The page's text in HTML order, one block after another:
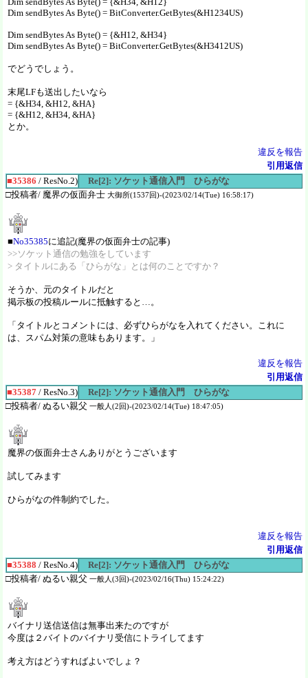
Dim sendBytes As Byte() = BitConverter.GetBytes(&H1234US)
Dim sendBytes As Byte() = {&H12, &H34}
Dim sendBytes As Byte() = BitConverter.GetBytes(&H3412US)
でどうでしょう。
末尾LFも送出したいなら
= {&H34, &H12, &HA}
= {&H12, &H34, &HA}
とか。
違反を報告
引用返信
■35386 / ResNo.2)
Re[2]: ソケット通信入門 ひらがな
□投稿者/ 魔界の仮面弁士 大御所(1537回)-(2023/02/14(Tue) 16:58:17)
■No35385に追記(魔界の仮面弁士の記事)
>>ソケット通信の勉強をしています
> タイトルにある「ひらがな」とは何のことですか？
そうか、元のタイトルだと
掲示板の投稿ルールに抵触すると…。
「タイトルとコメントには、必ずひらがなを入れてください。これに
は、スパム対策の意味もあります。」
違反を報告
引用返信
■35387 / ResNo.3)
Re[2]: ソケット通信入門 ひらがな
□投稿者/ ぬるい親父 一般人(2回)-(2023/02/14(Tue) 18:47:05)
魔界の仮面弁士さんありがとうございます
試してみます
ひらがなの件制約でした。
違反を報告
引用返信
■35388 / ResNo.4)
Re[2]: ソケット通信入門 ひらがな
□投稿者/ ぬるい親父 一般人(3回)-(2023/02/16(Thu) 15:24:22)
バイナリ送信送信は無事出来たのですが
今度は２バイトのバイナリ受信にトライしてます
考え方はどうすればよいでしょ？